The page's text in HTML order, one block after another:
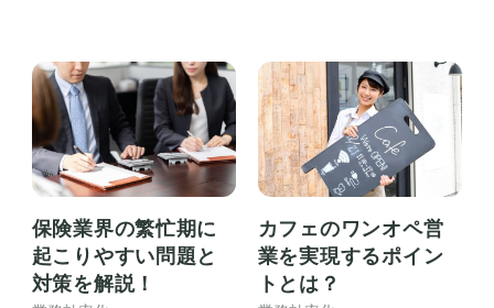
保険業界の繁忙期に
起こりやすい問題と
対策を解説！
カフェのワンオペ営
業を実現するポイン
トとは？